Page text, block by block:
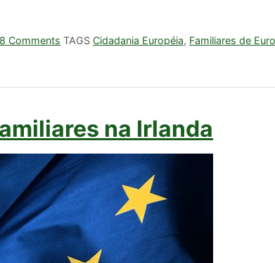
8 Comments TAGS Cidadania Européia, Familiares de
na Irlanda